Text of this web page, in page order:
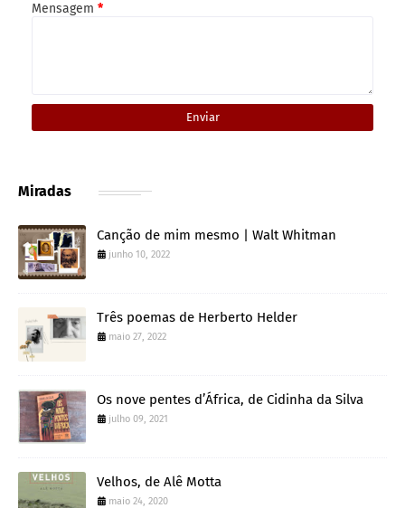
Mensagem *
Miradas
Canção de mim mesmo | Walt Whitman
junho 10, 2022
Três poemas de Herberto Helder
maio 27, 2022
Os nove pentes d’África, de Cidinha da Silva
julho 09, 2021
Velhos, de Alê Motta
maio 24, 2020